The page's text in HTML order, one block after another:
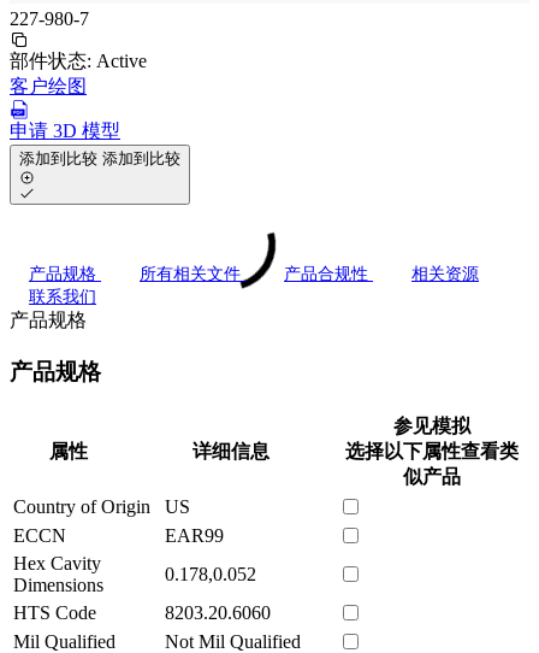
227-980-7
部件状态: Active
客户绘图
申请 3D 模型
添加到比较 添加到比较
产品规格 所有相关文件 产品合规性
相关资源
联系我们
产品规格
产品规格
属性 详细信息
参见模拟
选择以下属性查看类
似产品
Country of Origin
US
ECCN
EAR99
Hex Cavity
Dimensions
0.178,0.052
HTS Code
8203.20.6060
Mil Qualified
Not Mil Qualified